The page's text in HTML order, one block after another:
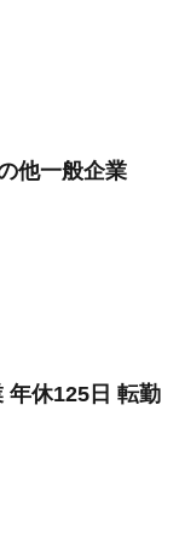
他一般企業
年休125日 転勤